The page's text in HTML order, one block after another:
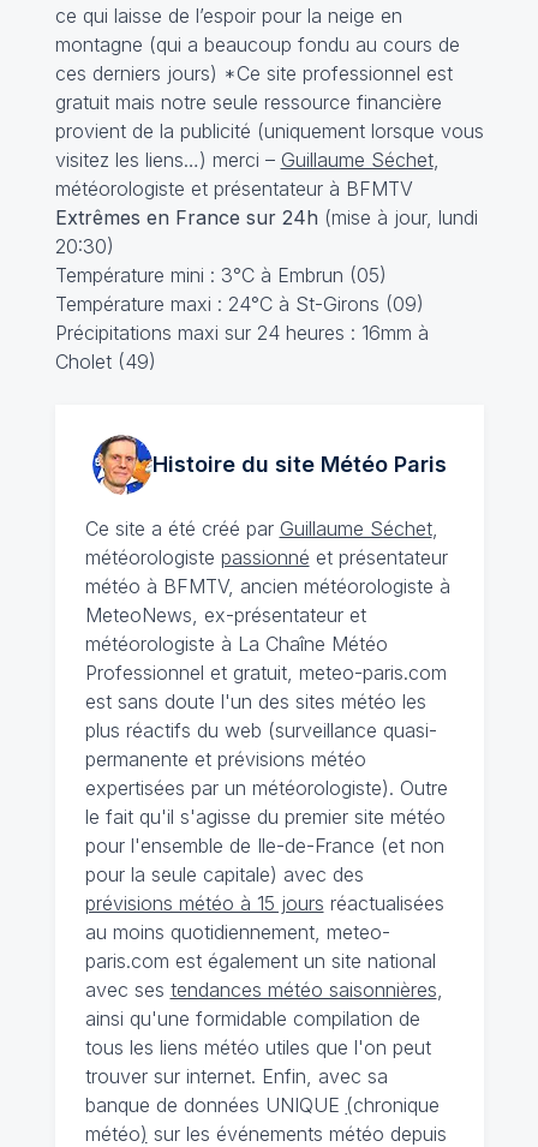
ce qui laisse de l’espoir pour la neige en
montagne (qui a beaucoup fondu au cours de
ces derniers jours) *Ce site professionnel est
gratuit mais notre seule ressource financière
provient de la publicité (uniquement lorsque vous
visitez les liens…) merci – Guillaume Séchet,
météorologiste et présentateur à BFMTV
Extrêmes en France sur 24h (mise à jour, lundi
20:30)
Température mini : 3°C à Embrun (05)
Température maxi : 24°C à St-Girons (09)
Précipitations maxi sur 24 heures : 16mm à
Cholet (49)
Histoire du site MétéoParis
Ce site a été créé par Guillaume Séchet,
météorologiste passionné et présentateur
météo à BFMTV, ancien météorologiste à
MeteoNews, ex-présentateur et
météorologiste à La Chaîne Météo
Professionnel et gratuit, meteo-paris.com
est sans doute l'un des sites météo les
plus réactifs du web (surveillance quasi-
permanente et prévisions météo
expertisées par un météorologiste). Outre
le fait qu'il s'agisse du premier site météo
pour l'ensemble de Ile-de-France (et non
pour la seule capitale) avec des
prévisions météo à 15 jours réactualisées
au moins quotidiennement, meteo-
paris.com est également un site national
avec ses tendances météo saisonnières,
ainsi qu'une formidable compilation de
tous les liens météo utiles que l'on peut
trouver sur internet. Enfin, avec sa
banque de données UNIQUE (chronique
météo) sur les événements météo depuis